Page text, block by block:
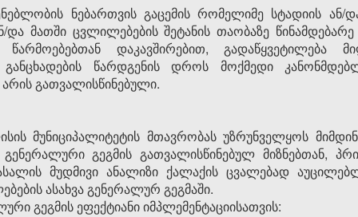
ნებართვის გაცემის რომელიმე სტადიის
და მათში ცვლილებების შეტანის თაობაზე
წარმოებებთან დაკავშირებით, გადაწყვეტილება
წარდგენის დროს მოქმედი
გათვალისწინებული.
მუნიციპალიტეტის მთავრობას უზრუნველყოს
გეგმის გათვალისწინებულ მიზნებთან,
მუდმივი ანალიზი ქალაქის ცვალებად
ასახვა გენერალურ გეგმაში.
გეგმის ეფექტიანი იმპლემენტაციისათვის: